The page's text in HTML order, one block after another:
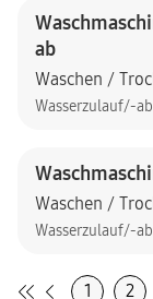
ab
Waschen /
Wasserzulauf/-
Waschen /
Wasserzulauf/-
1 2